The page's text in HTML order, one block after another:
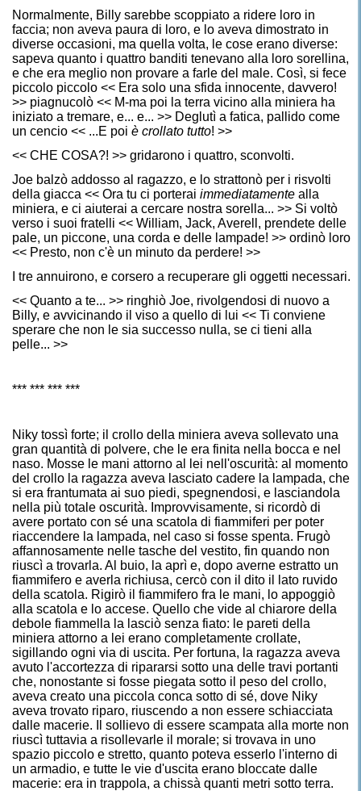
Normalmente, Billy sarebbe scoppiato a ridere loro in
faccia; non aveva paura di loro, e lo aveva dimostrato in
diverse occasioni, ma quella volta, le cose erano diverse:
sapeva quanto i quattro banditi tenevano alla loro sorellina,
e che era meglio non provare a farle del male. Così, si fece
piccolo piccolo << Era solo una sfida innocente, davvero!
>> piagnucolò << M-ma poi la terra vicino alla miniera ha
iniziato a tremare, e... e... >> Deglutì a fatica, pallido come
un cencio << ...E poi è crollato tutto! >>
<< CHE COSA?! >> gridarono i quattro, sconvolti.
Joe balzò addosso al ragazzo, e lo strattonò per i risvolti
della giacca << Ora tu ci porterai immediatamente alla
miniera, e ci aiuterai a cercare nostra sorella... >> Si voltò
verso i suoi fratelli << William, Jack, Averell, prendete delle
pale, un piccone, una corda e delle lampade! >> ordinò loro
<< Presto, non c'è un minuto da perdere! >>
I tre annuirono, e corsero a recuperare gli oggetti necessari.
<< Quanto a te... >> ringhiò Joe, rivolgendosi di nuovo a
Billy, e avvicinando il viso a quello di lui << Ti conviene
sperare che non le sia successo nulla, se ci tieni alla
pelle... >>
*** *** *** ***
Niky tossì forte; il crollo della miniera aveva sollevato una
gran quantità di polvere, che le era finita nella bocca e nel
naso. Mosse le mani attorno al lei nell'oscurità: al momento
del crollo la ragazza aveva lasciato cadere la lampada, che
si era frantumata ai suo piedi, spegnendosi, e lasciandola
nella più totale oscurità. Improvvisamente, si ricordò di
avere portato con sé una scatola di fiammiferi per poter
riaccendere la lampada, nel caso si fosse spenta. Frugò
affannosamente nelle tasche del vestito, fin quando non
riuscì a trovarla. Al buio, la aprì e, dopo averne estratto un
fiammifero e averla richiusa, cercò con il dito il lato ruvido
della scatola. Rigirò il fiammifero fra le mani, lo appoggiò
alla scatola e lo accese. Quello che vide al chiarore della
debole fiammella la lasciò senza fiato: le pareti della
miniera attorno a lei erano completamente crollate,
sigillando ogni via di uscita. Per fortuna, la ragazza aveva
avuto l'accortezza di ripararsi sotto una delle travi portanti
che, nonostante si fosse piegata sotto il peso del crollo,
aveva creato una piccola conca sotto di sé, dove Niky
aveva trovato riparo, riuscendo a non essere schiacciata
dalle macerie. Il sollievo di essere scampata alla morte non
riuscì tuttavia a risollevarle il morale; si trovava in uno
spazio piccolo e stretto, quanto poteva esserlo l'interno di
un armadio, e tutte le vie d'uscita erano bloccate dalle
macerie: era in trappola, a chissà quanti metri sotto terra.